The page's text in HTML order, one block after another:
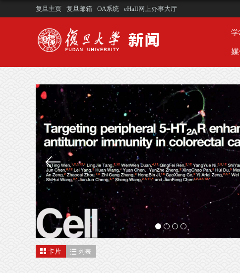
复旦主页 复旦邮箱 OA系统 eHall网上办事大厅
卡片 列表